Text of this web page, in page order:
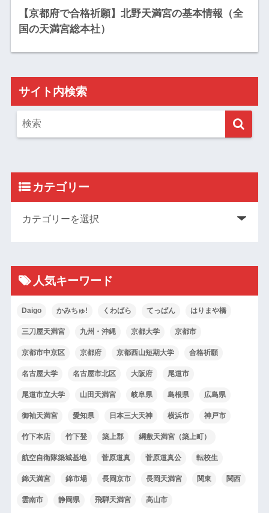
【京都府で合格祈願】北野天満宮の基本情報（全
国の天満宮総本社）
サイト内検索
カテゴリー
人気キーワード
Daigo かみちゅ! くわばら てっぱん はりまや橋
三刀屋天満宮 九州・沖縄 京都大学 京都市
京都市中京区 京都府 京都西山短期大学 合格祈願
名古屋大学 名古屋市北区 大阪府 尾道市
尾道市立大学 山田天満宮 岐阜県 島根県 広島県
御袖天満宮 愛知県 日本三大天神 横浜市 神戸市
竹下本店 竹下登 築上郡 綱敷天満宮（築上町）
航空自衛隊築城基地 菅原道真 菅原道真公 転校生
錦天満宮 錦市場 長岡京市 長岡天満宮 関東 関西
雲南市 静岡県 飛騨天満宮 高山市